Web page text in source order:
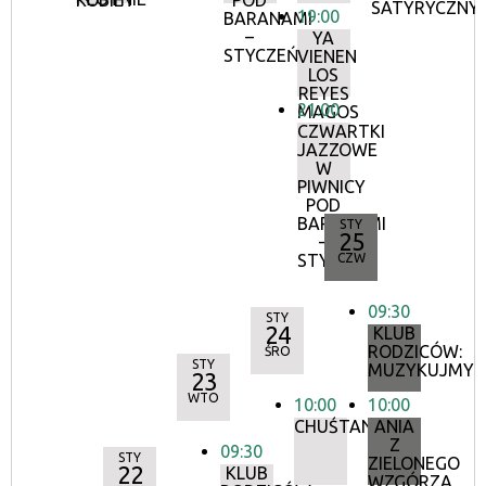
BARANAMI
–
STYCZEŃ
19:00
YA
VIENEN
LOS
REYES
MAGOS
21:00
CZWARTKI
JAZZOWE
W
PIWNICY
POD
BARANAMI
–
STYCZEŃ
STY
22
STY
23
WTO
09:30
KLUB
STY
24
ŚRO
10:00
CHUŚTANIEC
STY
25
CZW
09:30
KLUB
RODZICÓW:
MUZYKUJMY!
10:00
ANIA
Z
ZIELONEGO
WZGÓRZA